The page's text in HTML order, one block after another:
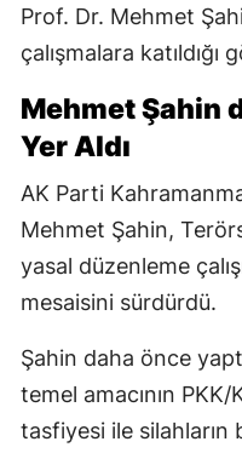
Prof. Dr. Mehmet
çalışmalara katıldığı
Mehmet Şahin
Yer Aldı
AK Parti
Mehmet Şahin,
yasal düzenleme
mesaisini sürdürdü.
Şahin daha önce
temel amacının PKK/
tasfiyesi ile silahların